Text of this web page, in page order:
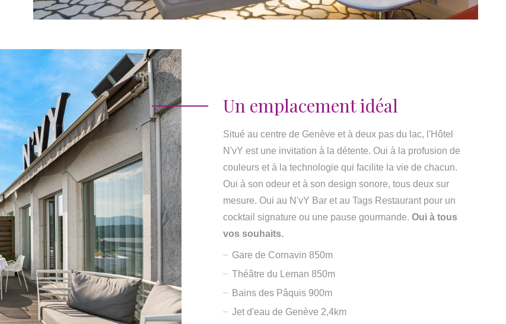
Un emplacement idéal
Situé au centre de Genève et à deux pas du lac, l'Hôtel
N'vY est une invitation à la détente. Oui à la profusion de
couleurs et à la technologie qui facilite la vie de chacun.
Oui à son odeur et à son design sonore, tous deux sur
mesure. Oui au N'vY Bar et au Tags Restaurant pour un
cocktail signature ou une pause gourmande. Oui à tous
vos souhaits.
Gare de Cornavin 850m
Théâtre du Leman 850m
Bains des Pâquis 900m
Jet d'eau de Genève 2,4km